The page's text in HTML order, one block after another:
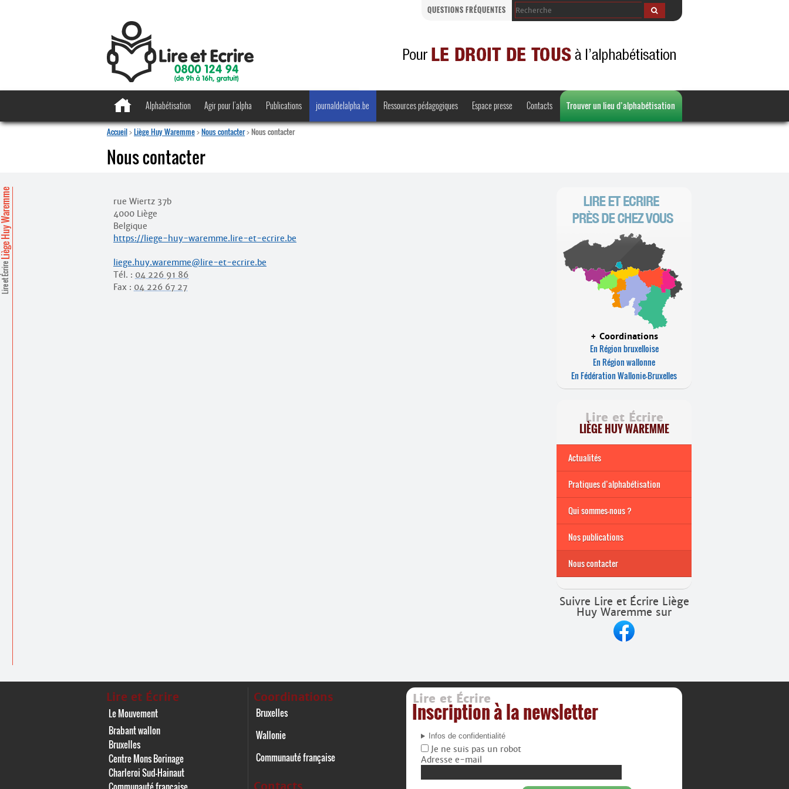
QUESTIONS FRÉQUENTES
Alphabétisation Agir pour l’alpha Publications journaldelalpha.be Ressources pédagogiques Espace presse Contacts Trouver un lieu d’alphabétisation
Accueil>Liège Huy Waremme>Nous contacter>Nous contacter
Nous contacter
Lire et Écrire
rue Wiertz 37b
4000 Liège
Belgique
https://liege-huy-waremme.lire-et-ecrire.be
liege.huy.waremme@lire-et-ecrire.be
Tél. : 04 226 91 86
Fax : 04 226 67 27
+ Coordinations
En Région bruxelloise
En Région wallonne
En Fédération Wallonie-Bruxelles
Lire et Écrire
LIÈGE HUY WAREMME
Actualités
Pratiques d’alphabétisation
Archives
Formations continuées
2026-2027
Qui sommes-nous ?
Nos publications
Nous contacter
Suivre Lire et Écrire Liège
Huy Waremme sur
Lire et Écrire
Le Mouvement
Brabant wallon
Bruxelles
Centre Mons Borinage
Charleroi Sud-Hainaut
Coordinations
Bruxelles
Wallonie
Communauté française
Contacts
Lire et Écrire
Inscription à la newsletter
Infos de confidentialité
Je ne suis pas un robot
Adresse e-mail